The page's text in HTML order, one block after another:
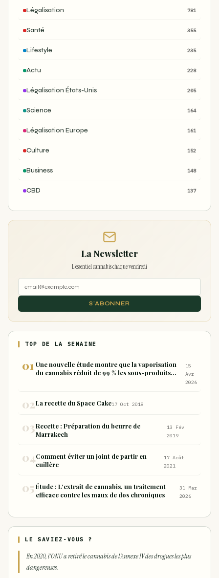
Légalisation 781
Santé 355
Lifestyle 235
Actu 228
Légalisation États-Unis 205
Science 164
Légalisation Europe 161
Culture 152
Business 148
CBD 137
La Newsletter
L'essentiel cannabis chaque vendredi
S'ABONNER
TOP DE LA SEMAINE
Une nouvelle étude montre que la vaporisation
du cannabis réduit de 99 % les sous-produits
15
Avr
2026
La recette du Space Cake17 Oct 2018
Recette : Préparation du beurre de
Marrakech
13 Fév
2019
Comment éviter un joint de partir en
cuillère
17 Août
2021
Étude : L’extrait de cannabis, un traitement
efficace contre les maux de dos chroniques
31 Mar
2026
LE SAVIEZ-VOUS ?
En 2020, l'ONU a retiré le cannabis de l'Annexe IV des drogues les plus
dangereuses.